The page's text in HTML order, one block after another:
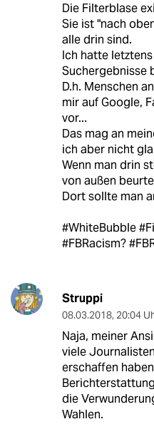
Die Filterblase
Sie ist "nach
alle drin sind.
Ich hatte
Suchergebnisse
D.h. Menschen
mir auf Google,
vor...
Das mag an
ich aber nicht
Wenn man drin
von außen
Dort sollte man
#WhiteBubble
#FBRacism?
Struppi
08.03.2018, 20:04
Naja, meiner
viele
erschaffen
die
Wahlen.